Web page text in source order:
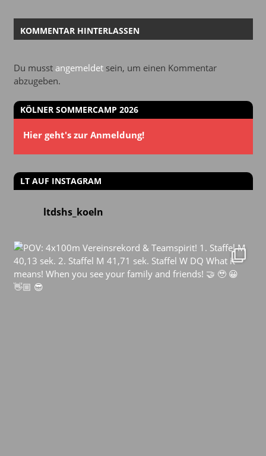
KOMMENTAR HINTERLASSEN
Du musst angemeldetsein, um einen Kommentar
abzugeben.
KÖLNER SOMMERCAMP 2026
Hier geht's zur Anmeldung!
LT AUF INSTAGRAM
ltdshs_koeln